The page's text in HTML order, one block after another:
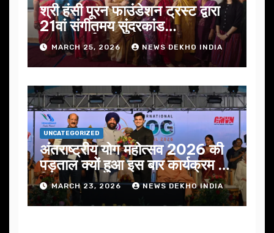
श्री हंसी पूरन फाउंडेशन ट्रस्ट द्वारा
21वां संगीतमय सुंदरकांड
सफलतापूर्वक संपन्न
MARCH 25, 2026 NEWS DEKHO INDIA
UNCATEGORIZED
अंतराष्ट्रीय योग महोत्सव 2026 की
पड़ताल क्यों हुआ इस बार कार्यक्रम में
निखार
MARCH 23, 2026 NEWS DEKHO INDIA